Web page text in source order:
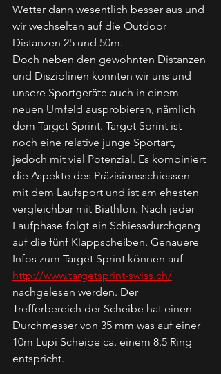
Wetter dann wesentlich besser aus und
wir wechselten auf die Outdoor
Distanzen 25 und 50m.
Doch neben den gewohnten Distanzen
und Disziplinen konnten wir uns und
unsere Sportgeräte auch in einem
neuen Umfeld ausprobieren, nämlich
dem Target Sprint. Target Sprint ist
noch eine relative junge Sportart,
jedoch mit viel Potenzial. Es kombiniert
die Aspekte des Präzisionsschiessen
mit dem Laufsport und ist am ehesten
vergleichbar mit Biathlon. Nach jeder
Laufphase folgt ein Schiessdurchgang
auf die fünf Klappscheiben. Genauere
Infos zum Target Sprint können auf
http://www.targetsprint-swiss.ch/
nachgelesen werden. Der
Trefferbereich der Scheibe hat einen
Durchmesser von 35 mm was auf einer
10m Lupi Scheibe ca. einem 8.5 Ring
entspricht.